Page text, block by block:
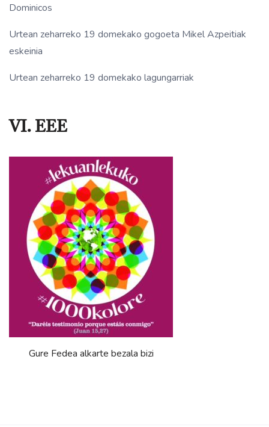
Dominicos
Urtean zeharreko 19 domekako gogoeta Mikel Azpeitiak
eskeinia
Urtean zeharreko 19 domekako lagungarriak
VI. EEE
Gure Fedea alkarte bezala bizi